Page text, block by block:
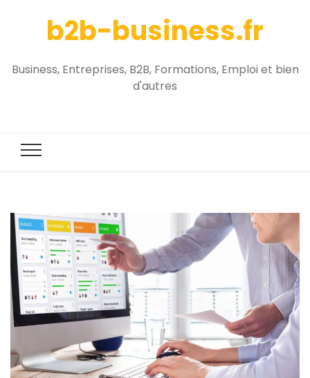
b2b-business.fr
Business, Entreprises, B2B, Formations, Emploi et bien
d'autres